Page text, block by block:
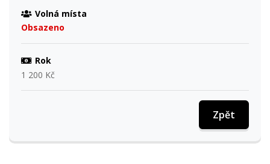
Volná místa
Obsazeno
Rok
1 200 Kč
Zpět